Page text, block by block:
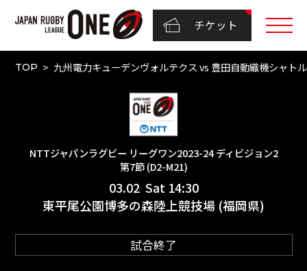
チケット
TOP 九州電力キューデンヴォルテクス vs 豊田自動織機シャ
NTTジャパンラグビー リーグワン2023-24 ディビジョン2
第7節 (D2-M21)
03.02 Sat 14:30
東平尾公園博多の森陸上競技場 (福岡県)
試合終了